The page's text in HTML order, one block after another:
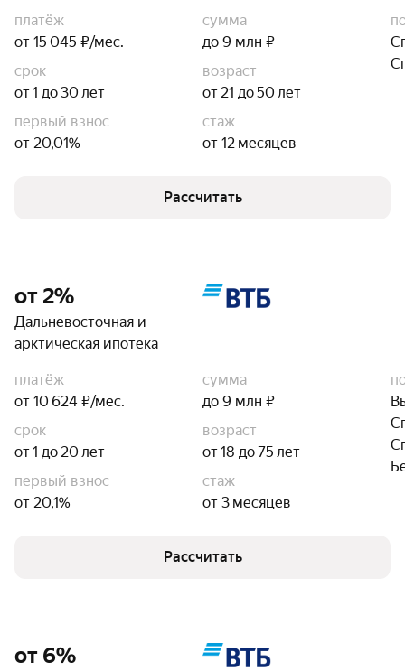
платёж
от 15 045 ₽/мес.
сумма
до 9 млн ₽
срок
от 1 до 30 лет
возраст
от 21 до 50 лет
первый взнос
от 20,01%
стаж
от 12 месяцев
Рассчитать
от 2%
Дальневосточная и
арктическая ипотека
платёж
от 10 624 ₽/мес.
сумма
до 9 млн ₽
срок
от 1 до 20 лет
возраст
от 18 до 75 лет
первый взнос
от 20,1%
стаж
от 3 месяцев
Рассчитать
от 6%